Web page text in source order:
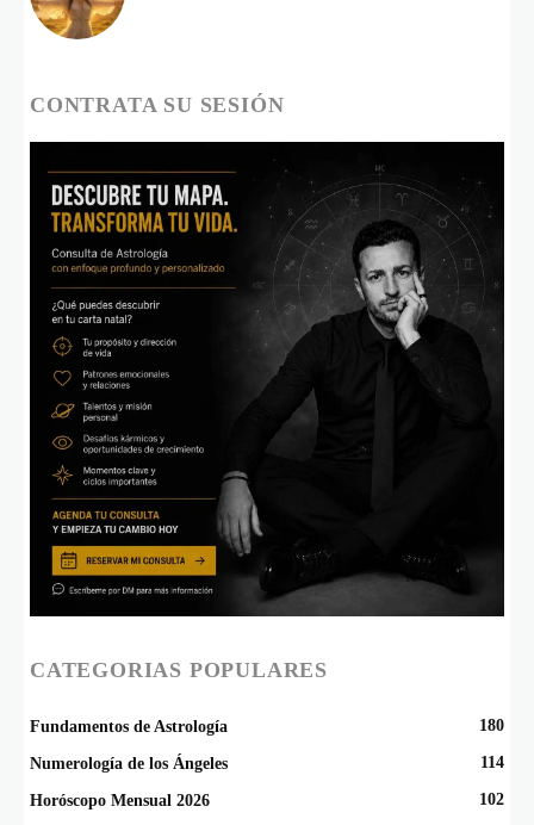
CONTRATA SU SESIÓN
CATEGORIAS POPULARES
Fundamentos de Astrología 180
Numerología de los Ángeles 114
Horóscopo Mensual 2026 102